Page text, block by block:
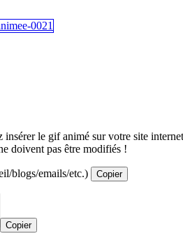
insérer le gif animé sur votre site
doivent pas être modifiés !
blogs/emails/etc.) Copier
Copier